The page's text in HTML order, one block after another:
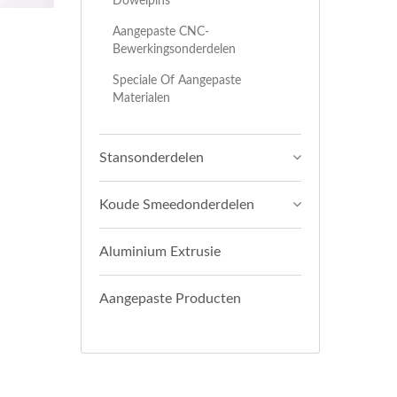
Aangepaste CNC-
Bewerkingsonderdelen
Speciale Of Aangepaste
Materialen
Stansonderdelen
Koude Smeedonderdelen
Aluminium Extrusie
Aangepaste Producten